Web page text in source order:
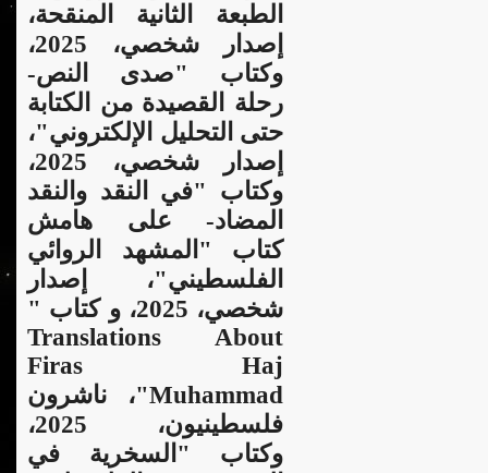
الطبعة الثانية المنقحة،
إصدار شخصي، 2025،
وكتاب "صدى النص-
رحلة القصيدة من الكتابة
حتى التحليل الإلكتروني"،
إصدار شخصي، 2025،
وكتاب "في النقد والنقد
المضاد- على هامش
كتاب "المشهد الروائي
الفلسطيني"، إصدار
شخصي، 2025، و كتاب "
Translations About
Firas Haj
Muhammad"، ناشرون
فلسطينيون، 2025،
وكتاب "السخرية في